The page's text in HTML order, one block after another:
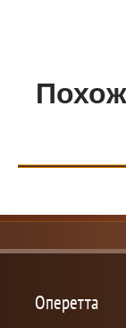
Оперетта